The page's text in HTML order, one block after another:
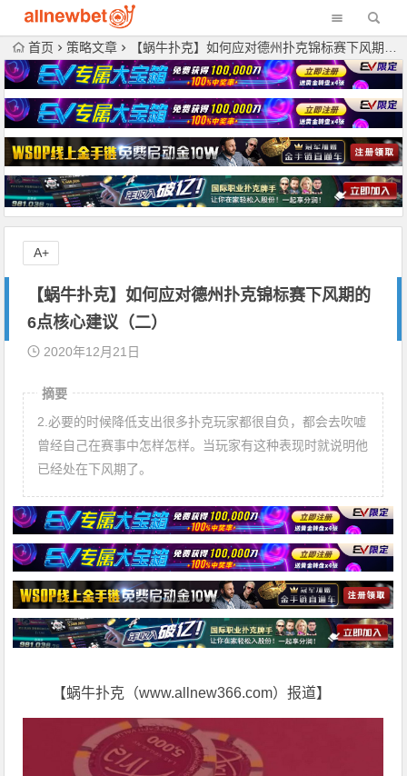
首页 策略文章 【蜗牛扑克】如何应对德州扑克锦标赛下风期的6点核心建议（二）
【蜗牛扑克】如何应对德州扑克锦标赛下风期的
6点核心建议（二）
2020年12月21日
摘要
2.必要的时候降低支出很多扑克玩家都很自负，都会去吹嘘
曾经自己在赛事中怎样怎样。当玩家有这种表现时就说明他
已经处在下风期了。
【蜗牛扑克（www.allnew366.com）报道】
A+